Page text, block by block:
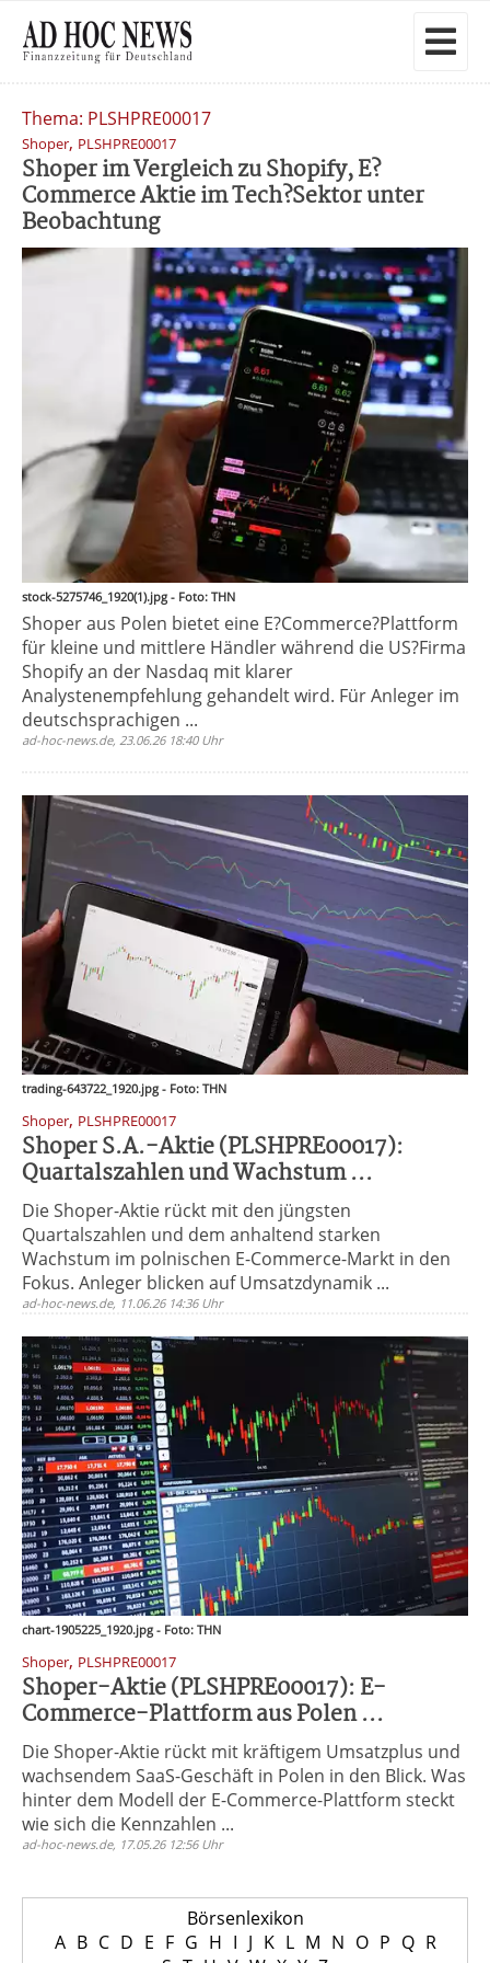
Thema: PLSHPRE00017
Shoper, PLSHPRE00017
Shoper im Vergleich zu Shopify, E?
Commerce Aktie im Tech?Sektor unter
Beobachtung
stock-5275746_1920(1).jpg - Foto: THN
Shoper aus Polen bietet eine E?Commerce?Plattform
für kleine und mittlere Händler während die US?Firma
Shopify an der Nasdaq mit klarer
Analystenempfehlung gehandelt wird. Für Anleger im
deutschsprachigen ...
ad-hoc-news.de, 23.06.26 18:40 Uhr
trading-643722_1920.jpg - Foto: THN
Shoper, PLSHPRE00017
Shoper S.A.-Aktie (PLSHPRE00017):
Quartalszahlen und Wachstum ...
Die Shoper-Aktie rückt mit den jüngsten
Quartalszahlen und dem anhaltend starken
Wachstum im polnischen E-Commerce-Markt in den
Fokus. Anleger blicken auf Umsatzdynamik ...
ad-hoc-news.de, 11.06.26 14:36 Uhr
chart-1905225_1920.jpg - Foto: THN
Shoper, PLSHPRE00017
Shoper-Aktie (PLSHPRE00017): E-
Commerce-Plattform aus Polen ...
Die Shoper-Aktie rückt mit kräftigem Umsatzplus und
wachsendem SaaS-Geschäft in Polen in den Blick. Was
hinter dem Modell der E-Commerce-Plattform steckt
wie sich die Kennzahlen ...
ad-hoc-news.de, 17.05.26 12:56 Uhr
Börsenlexikon
A B C D E F G H I J K L M N O P Q R